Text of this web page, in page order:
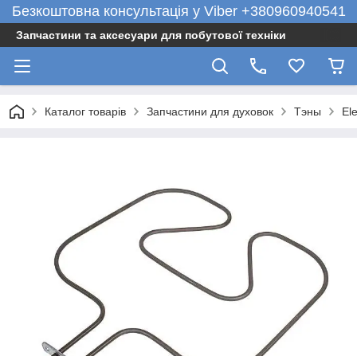
Безкоштовна консультація у Viber +380960940541
Запчастини та аксесуари для побутової техніки
Каталог товарів Запчастини для духовок Тэны